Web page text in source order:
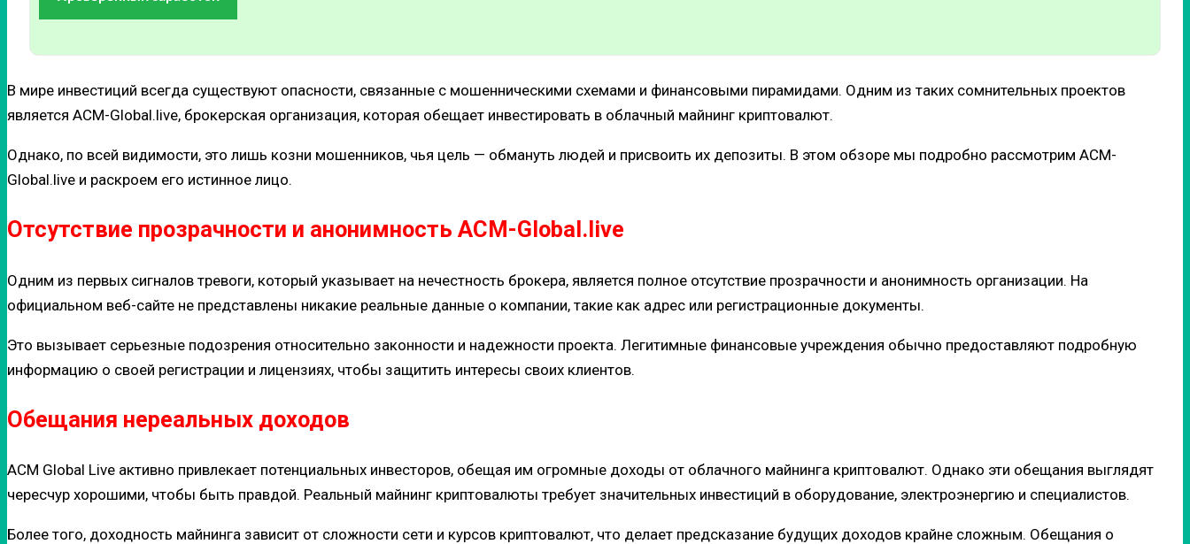
В мире инвестиций всегда существуют опасности, связанные с мошенническими схемами и финансовыми пирамидами. Одним из таких сомнительных проектов
является ACM-Global.live, брокерская организация, которая обещает инвестировать в облачный майнинг криптовалют.
Однако, по всей видимости, это лишь козни мошенников, чья цель — обмануть людей и присвоить их депозиты. В этом обзоре мы подробно рассмотрим ACM-
Global.live и раскроем его истинное лицо.
Отсутствие прозрачности и анонимность ACM-Global.live
Одним из первых сигналов тревоги, который указывает на нечестность брокера, является полное отсутствие прозрачности и анонимность организации. На
официальном веб-сайте не представлены никакие реальные данные о компании, такие как адрес или регистрационные документы.
Это вызывает серьезные подозрения относительно законности и надежности проекта. Легитимные финансовые учреждения обычно предоставляют подробную
информацию о своей регистрации и лицензиях, чтобы защитить интересы своих клиентов.
Обещания нереальных доходов
ACM Global Live активно привлекает потенциальных инвесторов, обещая им огромные доходы от облачного майнинга криптовалют. Однако эти обещания выглядят
чересчур хорошими, чтобы быть правдой. Реальный майнинг криптовалюты требует значительных инвестиций в оборудование, электроэнергию и специалистов.
Более того, доходность майнинга зависит от сложности сети и курсов криптовалют, что делает предсказание будущих доходов крайне сложным. Обещания о